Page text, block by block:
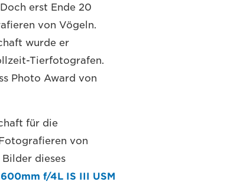
erst Ende 20
von Vögeln.
wurde er
Tierfotografen.
Photo Award von
für die
von
dieses
600mm f/4L IS III USM